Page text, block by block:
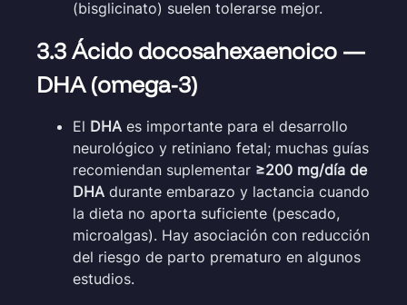
(bisglicinato) suelen tolerarse mejor.
3.3 Ácido docosahexaenoico —
DHA (omega-3)
El DHA es importante para el desarrollo
neurológico y retiniano fetal; muchas guías
recomiendan suplementar ≥200 mg/día de
DHA durante embarazo y lactancia cuando
la dieta no aporta suficiente (pescado,
microalgas). Hay asociación con reducción
del riesgo de parto prematuro en algunos
estudios.